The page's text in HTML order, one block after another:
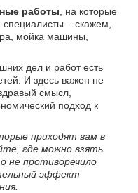
работы , на которые
– скажем,
мойка машины,
дел и работ есть
И здесь важен не
смысл,
подход к
приходят вам в
где можно взять
не противоречило
эффект